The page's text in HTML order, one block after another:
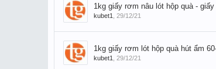
1kg giấy rơm nâu lót hộp quà -
kubet1 29/12/21
1kg giấy rơm lót hộp quà hút ẩm
kubet1 29/12/21